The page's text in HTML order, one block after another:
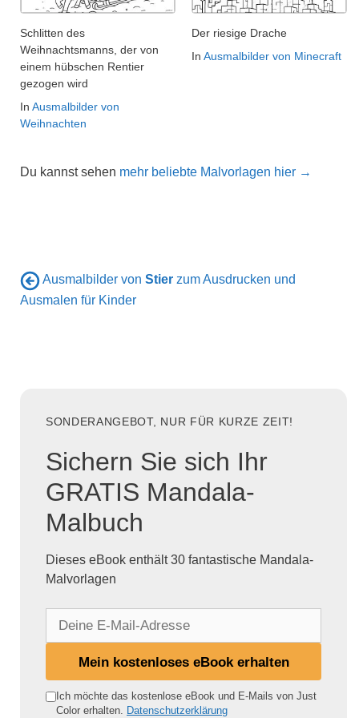
Schlitten des
Weihnachtsmanns, der von
einem hübschen Rentier
gezogen wird
In Ausmalbilder von
Weihnachten
Der riesige Drache
In Ausmalbilder von Minecraft
Du kannst sehen mehr beliebte Malvorlagen hier →
Ausmalbilder von Stier zum Ausdrucken und
Ausmalen für Kinder
SONDERANGEBOT, NUR FÜR KURZE ZEIT!
Sichern Sie sich Ihr
GRATIS Mandala-
Malbuch
Dieses eBook enthält 30 fantastische Mandala-
Malvorlagen
e
Mein kostenloses eBook erhalten
Ich möchte das kostenlose eBook und E-Mails von Just
Color erhalten. Datenschutzerklärung